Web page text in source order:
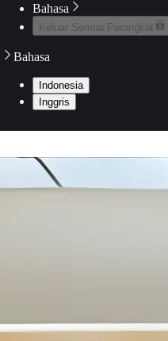
Bahasa
Keluar Semua Perangkat
Bahasa
Indonesia
Inggris